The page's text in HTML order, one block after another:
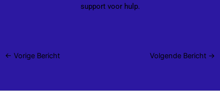
support voor hulp.
← Vorige Bericht Volgende Bericht →